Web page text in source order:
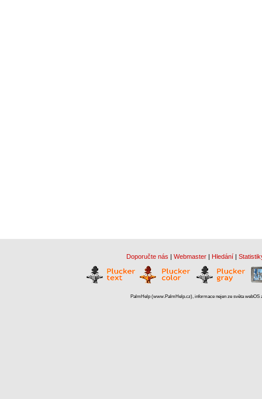
Doporučte nás | Webmaster | Hledání |
PalmHelp (www.PalmHelp.cz), informace nejen ze světa